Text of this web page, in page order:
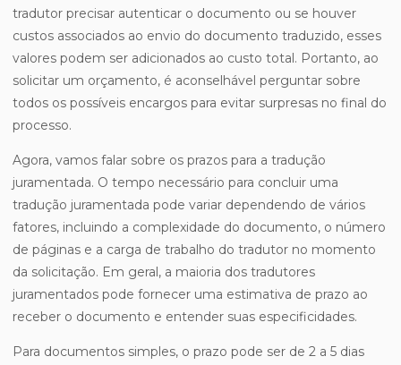
tradutor precisar autenticar o documento ou se houver
custos associados ao envio do documento traduzido, esses
valores podem ser adicionados ao custo total. Portanto, ao
solicitar um orçamento, é aconselhável perguntar sobre
todos os possíveis encargos para evitar surpresas no final do
processo.
Agora, vamos falar sobre os prazos para a tradução
juramentada. O tempo necessário para concluir uma
tradução juramentada pode variar dependendo de vários
fatores, incluindo a complexidade do documento, o número
de páginas e a carga de trabalho do tradutor no momento
da solicitação. Em geral, a maioria dos tradutores
juramentados pode fornecer uma estimativa de prazo ao
receber o documento e entender suas especificidades.
Para documentos simples, o prazo pode ser de 2 a 5 dias